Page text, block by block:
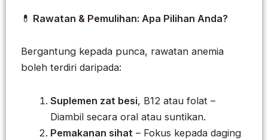
💊 Rawatan & Pemulihan: Apa Pilihan Anda?
Bergantung kepada punca, rawatan anemia
boleh terdiri daripada:
Suplemen zat besi, B12 atau folat –
Diambil secara oral atau suntikan.
Pemakanan sihat – Fokus kepada daging